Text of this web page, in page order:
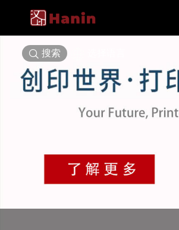
搜索